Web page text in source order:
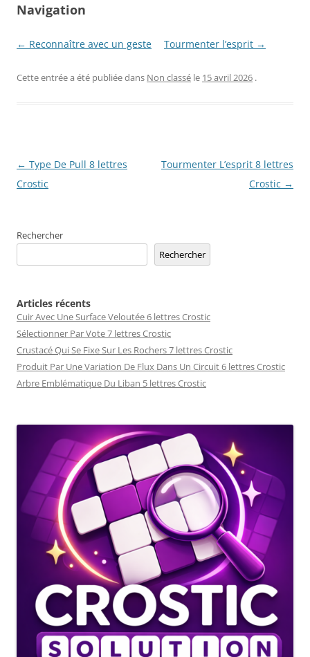
Navigation
← Reconnaître avec un geste Tourmenter l’esprit →
Cette entrée a été publiée dans Non classé le 15 avril 2026 .
Navigation
des
← Type De Pull 8 lettres
Crostic
Tourmenter L’esprit 8 lettres
Crostic →
Rechercher
Rechercher
Articles récents
Cuir Avec Une Surface Veloutée 6 lettres Crostic
Sélectionner Par Vote 7 lettres Crostic
Crustacé Qui Se Fixe Sur Les Rochers 7 lettres Crostic
Produit Par Une Variation De Flux Dans Un Circuit 6 lettres Crostic
Arbre Emblématique Du Liban 5 lettres Crostic